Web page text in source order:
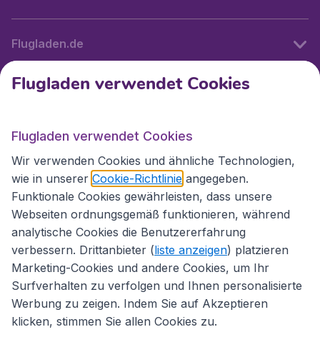
Flugladen.de
Internationale Webseiten
Folgen Sie uns:
Flugladen verwendet Cookies
Flugladen verwendet Cookies
Wir verwenden Cookies und ähnliche Technologien,
wie in unserer Cookie-Richtlinie angegeben.
Funktionale Cookies gewährleisten, dass unsere
Webseiten ordnungsgemäß funktionieren, während
analytische Cookies die Benutzererfahrung
verbessern. Drittanbieter (liste anzeigen) platzieren
Marketing-Cookies und andere Cookies, um Ihr
Surfverhalten zu verfolgen und Ihnen personalisierte
Werbung zu zeigen. Indem Sie auf Akzeptieren
klicken, stimmen Sie allen Cookies zu.